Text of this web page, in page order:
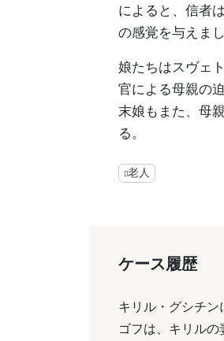
によると、信者
の感覚を与えまし
娘たちはスヴェ
官による母親の
末娘もまた、母
る。
老人
ケース履歴
キリル・グシチ
ゴフは、キリル